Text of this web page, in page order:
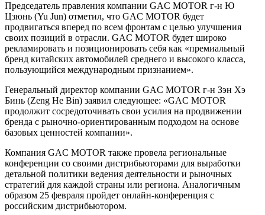
Председатель правления компании GAC MOTOR г-н Ю
Цзюнь (Yu Jun) отметил, что GAC MOTOR будет
продвигаться вперед по всем фронтам с целью улучшения
своих позиций в отрасли. GAC MOTOR будет широко
рекламировать и позиционировать себя как «премиальный
бренд китайских автомобилей среднего и высокого класса,
пользующийся международным признанием».
Генеральный директор компании GAC MOTOR г-н Зэн Хэ
Бинь (Zeng He Bin) заявил следующее: «GAC MOTOR
продолжит сосредоточивать свои усилия на продвижении
бренда с рыночно-ориентированным подходом на основе
базовых ценностей компании».
Компания GAC MOTOR также провела региональные
конференции со своими дистрибьюторами для выработки
детальной политики ведения деятельности и рыночных
стратегий для каждой страны или региона. Аналогичным
образом 25 февраля пройдет онлайн-конференция с
российским дистрибьютором.